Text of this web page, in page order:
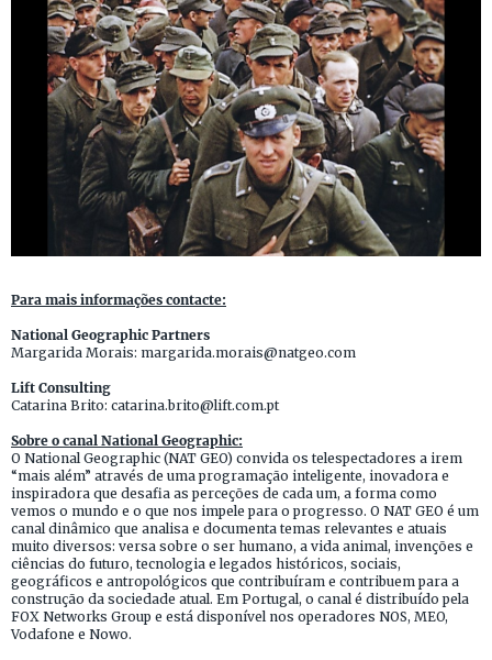
Para mais informações contacte:
National Geographic Partners
Margarida Morais: margarida.morais@natgeo.com
Lift Consulting
Catarina Brito: catarina.brito@lift.com.pt
Sobre o canal National Geographic:
O National Geographic (NAT GEO) convida os telespectadores a irem
“mais além” através de uma programação inteligente, inovadora e
inspiradora que desafia as perceções de cada um, a forma como
vemos o mundo e o que nos impele para o progresso. O NAT GEO é um
canal dinâmico que analisa e documenta temas relevantes e atuais
muito diversos: versa sobre o ser humano, a vida animal, invenções e
ciências do futuro, tecnologia e legados históricos, sociais,
geográficos e antropológicos que contribuíram e contribuem para a
construção da sociedade atual. Em Portugal, o canal é distribuído pela
FOX Networks Group e está disponível nos operadores NOS, MEO,
Vodafone e Nowo.